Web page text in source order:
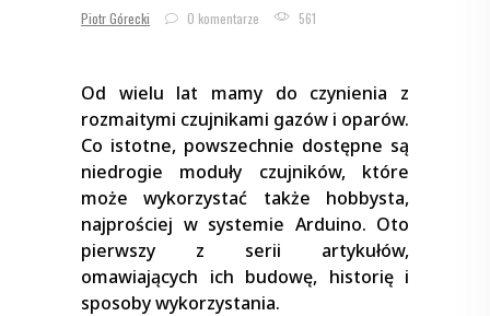
Piotr Górecki 0 komentarze 561
Od wielu lat mamy do czynienia z
rozmaitymi czujnikami gazów i oparów.
Co istotne, powszechnie dostępne są
niedrogie moduły czujników, które
może wykorzystać także hobbysta,
najprościej w systemie Arduino. Oto
pierwszy z serii artykułów,
omawiających ich budowę, historię i
sposoby wykorzystania.